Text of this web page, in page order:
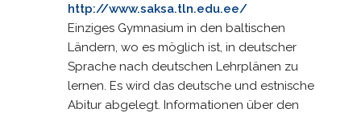
http://www.saksa.tln.edu.ee/
Einziges Gymnasium in den baltischen
Ländern, wo es möglich ist, in deutscher
Sprache nach deutschen Lehrplänen zu
lernen. Es wird das deutsche und estnische
Abitur abgelegt. Informationen über den